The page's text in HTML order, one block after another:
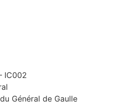
IC002
Général de Gaulle